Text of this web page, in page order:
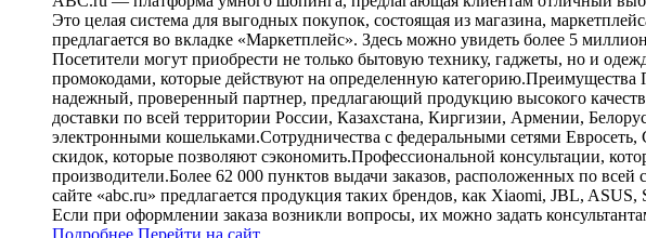
Это целая система для выгодных покупок, состоящая из магазина,
предлагается во вкладке «Маркетплейс». Здесь можно увидеть более 5
Посетители могут приобрести не только бытовую технику, гаджеты, но и
промокодами, которые действуют на определенную категорию.Преимущества
надежный, проверенный партнер, предлагающий продукцию высокого
доставки по всей территории России, Казахстана, Киргизии, Армении,
электронными кошельками.Сотрудничества с федеральными сетями
скидок, которые позволяют сэкономить.Профессиональной консультации,
производители.Более 62 000 пунктов выдачи заказов, расположенных по
сайте «abc.ru» предлагается продукция таких брендов, как Xiaomi, JBL,
Если при оформлении заказа возникли вопросы, их можно задать
Подробнее Перейти на сайт